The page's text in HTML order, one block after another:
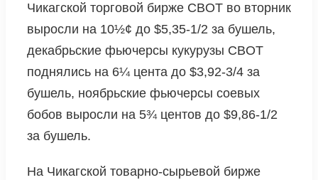
Чикагской торговой бирже CBOT во вторник
выросли на 10½¢ до $5,35-1/2 за бушель,
декабрьские фьючерсы кукурузы CBOT
поднялись на 6¼ цента до $3,92-3/4 за
бушель, ноябрьские фьючерсы соевых
бобов выросли на 5¾ центов до $9,86-1/2
за бушель.
На Чикагской товарно-сырьевой бирже